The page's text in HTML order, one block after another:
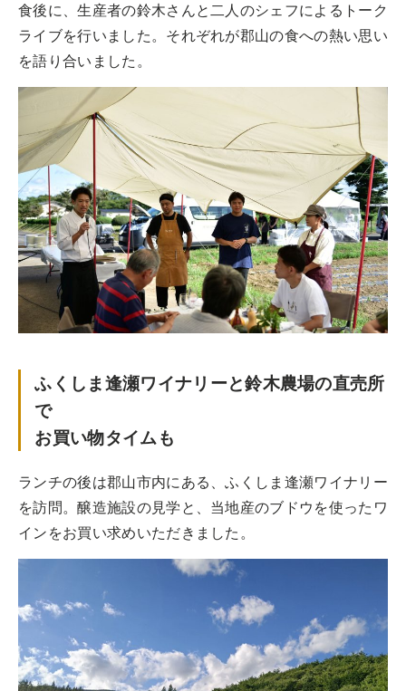
食後に、生産者の鈴木さんと二人のシェフによるトーク
ライブを行いました。それぞれが郡山の食への熱い思い
を語り合いました。
ふくしま逢瀬ワイナリーと鈴木農場の直売所
で
お買い物タイムも
ランチの後は郡山市内にある、ふくしま逢瀬ワイナリー
を訪問。醸造施設の見学と、当地産のブドウを使ったワ
インをお買い求めいただきました。